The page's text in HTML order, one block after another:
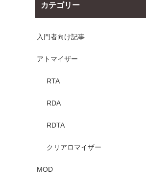
カテゴリー
入門者向け記事
アトマイザー
RTA
RDA
RDTA
クリアロマイザー
MOD